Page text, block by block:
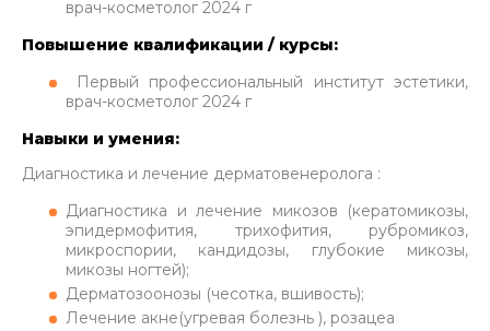
врач-косметолог 2024 г
Повышение квалификации / курсы:
Первый профессиональный институт эстетики,
врач-косметолог 2024 г
Навыки и умения:
Диагностика и лечение дерматовенеролога :
Диагностика и лечение микозов (кератомикозы,
эпидермофития, трихофития, рубромикоз,
микроспории, кандидозы, глубокие микозы,
микозы ногтей);
Дерматозоонозы (чесотка, вшивость);
Лечение акне(угревая болезнь ), розацеа